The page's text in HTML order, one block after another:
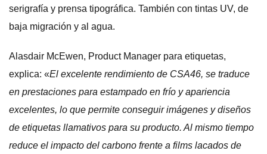
serigrafía y prensa tipográfica. También con tintas UV, de
baja migración y al agua.
Alasdair McEwen, Product Manager para etiquetas,
explica: «El excelente rendimiento de CSA46, se traduce
en prestaciones para estampado en frío y apariencia
excelentes, lo que permite conseguir imágenes y diseños
de etiquetas llamativos para su producto. Al mismo tiempo
reduce el impacto del carbono frente a films lacados de